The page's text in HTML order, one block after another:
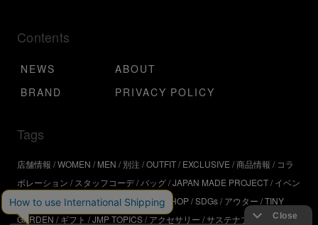
Contents
NEWS
ABOUT
BRAND
PRIVACY POLICY
Tags
店舗情報 WOMEN MEN 別注 OUTFIT EXCLUSIVE 商品情報
コラ
ボレーション
スタッフコーデ バッグ JAPAN MADE PROJECT イベン
ト アウトドア インタビュー WORKSHOP SDGs アウター TINY
GARDEN
ギフト JMP TOPICS アクセサリー サステナブル UR